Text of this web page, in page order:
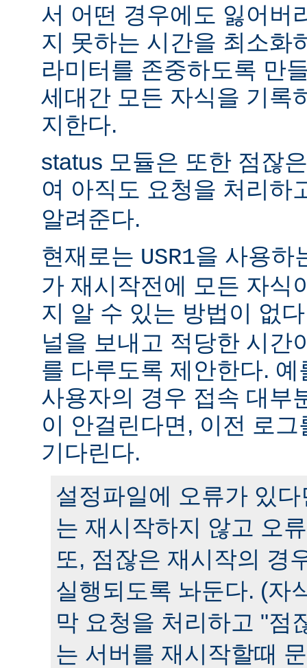
서 어떤 경우에도 잃어버
지 못하는 시간을 최소화
라미터를 존중하도록 만
세대간 모든 자식을 기록
지한다.
status 모듈은 또한 점잖
여 아직도 요청을 처리하
알려준다.
현재로는 USR1을 사용하
가 재시작전에 모든 자식
지 알 수 있는 방법이 없
널을 보내고 적당한 시간
를 다루도록 제안한다.
사용자의 경우 접속 대부
이 안걸린다면, 이전 로
기다린다.
설정파일에 오류가 있
는 재시작하지 않고 오
또, 점잖은 재시작의 경
실행되도록 놔둔다. (자
막 요청을 처리하고 "점
는 서버를 재시작할때